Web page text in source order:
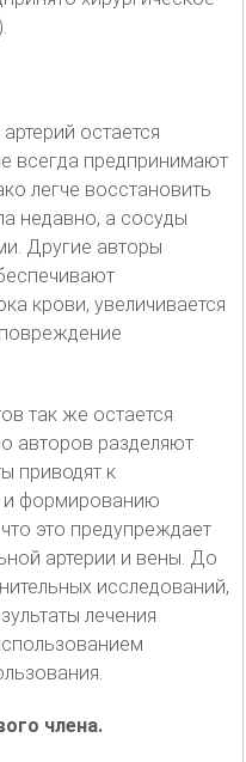
остается
всегда предпринимают
легче восстановить
недавно, а сосуды
Другие авторы
крови, увеличивается
так же остается
авторов разделяют
приводят к
и формированию
это предупреждает
артерии и вены. До
исследований,
лечения
члена.